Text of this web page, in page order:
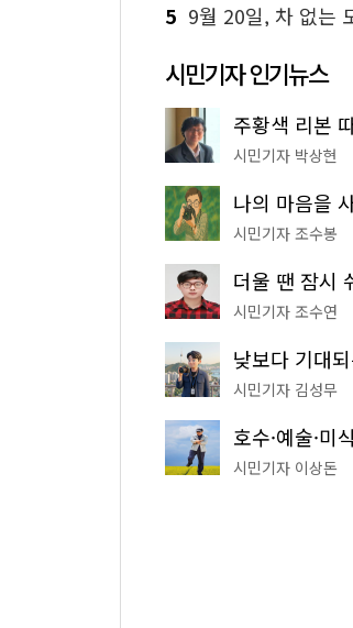
5 9월 20일, 차 없는 도심 걸어요…'서
시민기자 인기뉴스
시민기자 박상현
시민기자 조수봉
시민기자 조수연
시민기자 김성무
시민기자 이상돈